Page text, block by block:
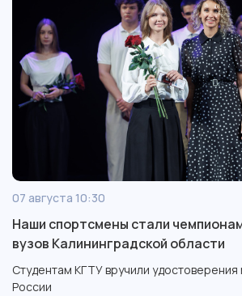
07 августа 10:30
Наши спортсмены стали
вузов Калининградской области
Студентам КГТУ вручили
России